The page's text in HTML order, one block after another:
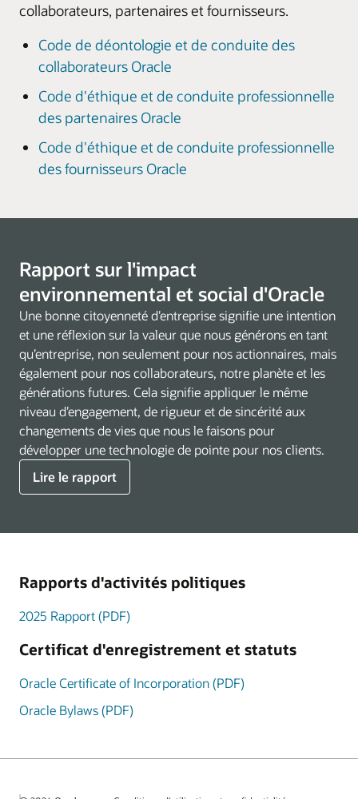
collaborateurs, partenaires et fournisseurs.
Code de déontologie et de conduite des
collaborateurs Oracle
Code d'éthique et de conduite professionnelle
des partenaires Oracle
Code d'éthique et de conduite professionnelle
des fournisseurs Oracle
Rapport sur l'impact
environnemental et social d'Oracle
Une bonne citoyenneté d’entreprise signifie une intention
et une réflexion sur la valeur que nous générons en tant
qu’entreprise, non seulement pour nos actionnaires, mais
également pour nos collaborateurs, notre planète et les
générations futures. Cela signifie appliquer le même
niveau d’engagement, de rigueur et de sincérité aux
changements de vies que nous le faisons pour
développer une technologie de pointe pour nos clients.
Lire le rapport
Rapports d'activités politiques
2025 Rapport (PDF)
Certificat d'enregistrement et statuts
Oracle Certificate of Incorporation (PDF)
Oracle Bylaws (PDF)